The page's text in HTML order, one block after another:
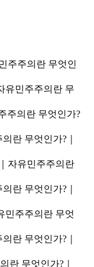
주주의란 무엇인
유민주주의란 무
주의란 무엇인가?
란 무엇인가?｜
자유민주주의란
란 무엇인가?｜
민주주의란 무엇
란 무엇인가?｜
란 무엇인가?｜